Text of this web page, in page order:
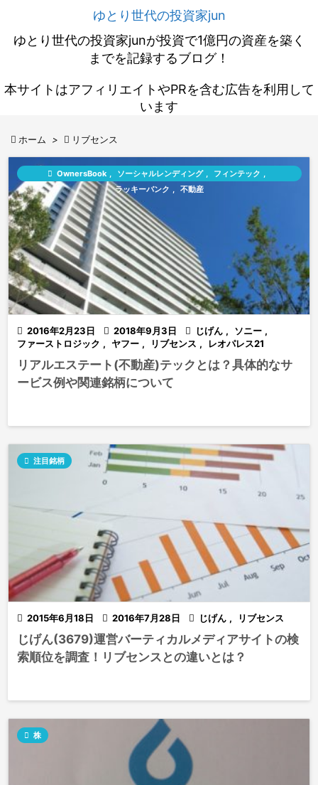
ゆとり世代の投資家jun
ゆとり世代の投資家junが投資で1億円の資産を築く
までを記録するブログ！
本サイトはアフィリエイトやPRを含む広告を利用して
います
 ホーム >  リブセンス
 2016年2月23日  2018年9月3日
 OwnersBook , ソーシャルレンディング , フィンテック ,
ラッキーバンク , 不動産
 じげん , ソニー ,
ファーストロジック , ヤフー , リブセンス , レオパレス21
リアルエステート(不動産)テックとは？具体的なサ
ービス例や関連銘柄について
 2015年6月18日  2016年7月28日
 注目銘柄
 じげん , リブセンス
じげん(3679)運営バーティカルメディアサイトの検
索順位を調査！リブセンスとの違いとは？
 株